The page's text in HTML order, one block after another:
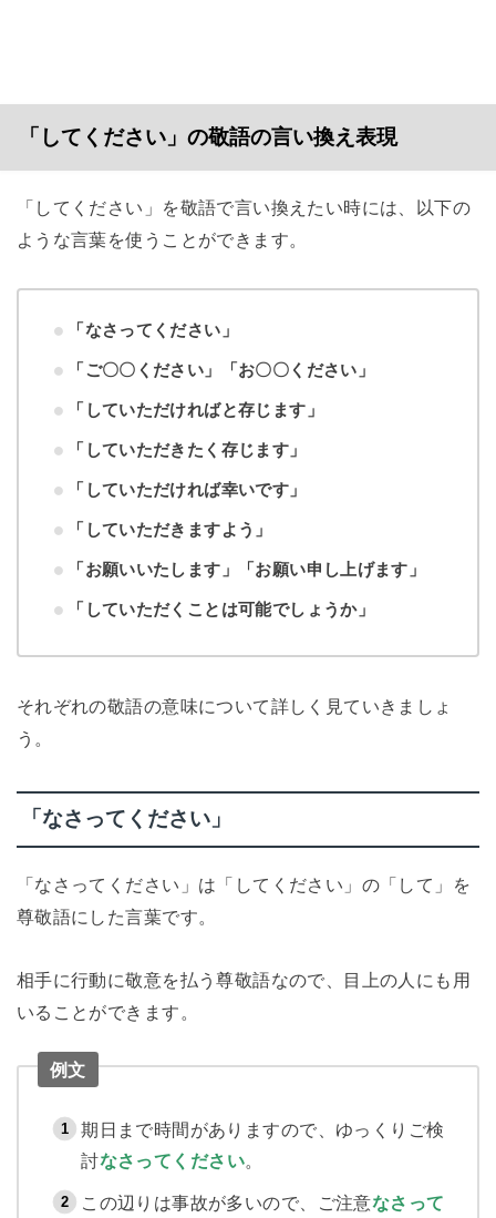
「してください」の敬語の言い換え表現
「してください」を敬語で言い換えたい時には、以下の
ような言葉を使うことができます。
「なさってください」
「ご〇〇ください」「お〇〇ください」
「していただければと存じます」
「していただきたく存じます」
「していただければ幸いです」
「していただきますよう」
「お願いいたします」「お願い申し上げます」
「していただくことは可能でしょうか」
それぞれの敬語の意味について詳しく見ていきましょ
う。
「なさってください」
「なさってください」は「してください」の「して」を
尊敬語にした言葉です。
相手に行動に敬意を払う尊敬語なので、目上の人にも用
いることができます。
例文
期日まで時間がありますので、ゆっくりご検
討なさってください。
この辺りは事故が多いので、ご注意なさって